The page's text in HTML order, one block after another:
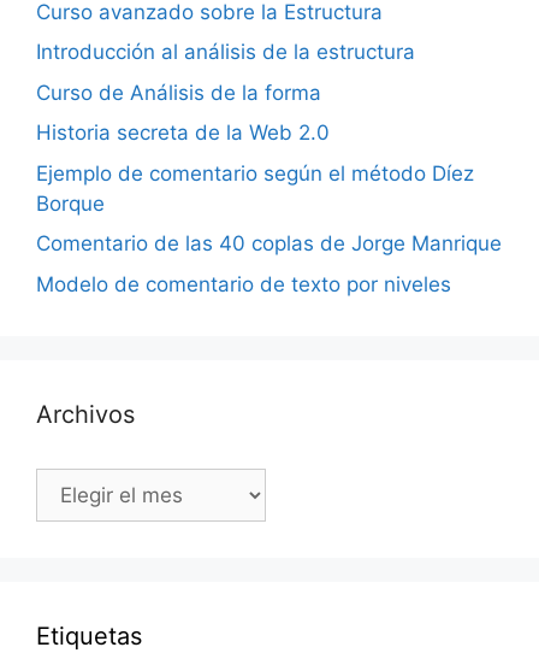
Curso avanzado sobre la Estructura
Introducción al análisis de la estructura
Curso de Análisis de la forma
Historia secreta de la Web 2.0
Ejemplo de comentario según el método Díez
Borque
Comentario de las 40 coplas de Jorge Manrique
Modelo de comentario de texto por niveles
Archivos
Archivos
Etiquetas